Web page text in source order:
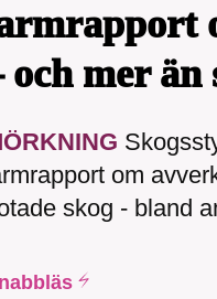
och mer än
om
skog - bland